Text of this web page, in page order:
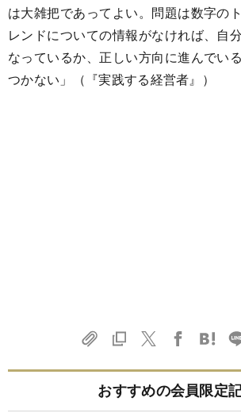
は大雑把であってよい。問題は数字の
レンドについての情報がなければ、自
なっているか、正しい方向に進んでい
つかない」（『実践する経営者』）
おすすめの会員限定